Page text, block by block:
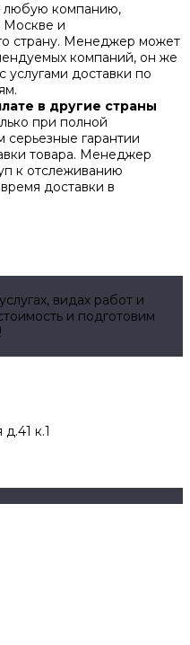
любую компанию,
Москве и
страну. Менеджер может
компаний, он же
услугами доставки по
в другие страны
при полной
гарантии
товара. Менеджер
к отслеживанию
доставки в
видах работ и
и подготовим
к.1